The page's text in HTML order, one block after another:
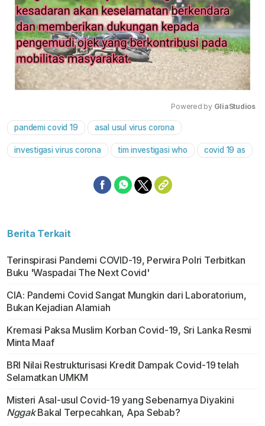
Powered by GliaStudios
pandemi covid 19 asal usul virus corona
investigasi virus corona tim investigasi who covid 19 as
Berita Terkait
Terinspirasi Pandemi COVID-19, Perwira Polri Terbitkan
Buku 'Waspadai The Next Covid'
CIA: Pandemi Covid Sangat Mungkin dari Laboratorium,
Bukan Kejadian Alamiah
Kremasi Paksa Muslim Korban Covid-19, Sri Lanka Resmi
Minta Maaf
BRI Nilai Restrukturisasi Kredit Dampak Covid-19 telah
Selamatkan UMKM
Misteri Asal-usul Covid-19 yang Sebenarnya Diyakini
NggakBakal Terpecahkan, Apa Sebab?